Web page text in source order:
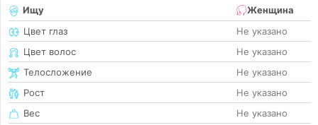
Ищу
Женщина
Цвет глаз
Не указано
Цвет волос
Не указано
Телосложение
Не указано
Рост
Не указано
Вес
Не указано